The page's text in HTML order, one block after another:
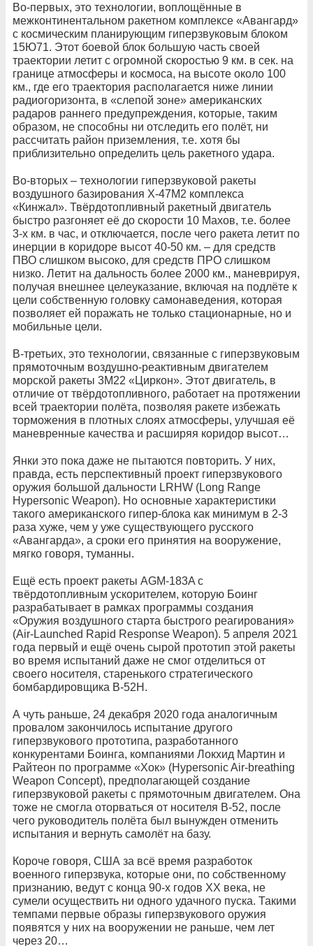
Во-первых, это технологии, воплощённые в
межконтинентальном ракетном комплексе «Авангард»
с космическим планирующим гиперзвуковым блоком
15Ю71. Этот боевой блок большую часть своей
траектории летит с огромной скоростью 9 км. в сек. на
границе атмосферы и космоса, на высоте около 100
км., где его траектория располагается ниже линии
радиогоризонта, в «слепой зоне» американских
радаров раннего предупреждения, которые, таким
образом, не способны ни отследить его полёт, ни
рассчитать район приземления, т.е. хотя бы
приблизительно определить цель ракетного удара.
Во-вторых – технологии гиперзвуковой ракеты
воздушного базирования Х-47М2 комплекса
«Кинжал». Твёрдотопливный ракетный двигатель
быстро разгоняет её до скорости 10 Махов, т.е. более
3-х км. в час, и отключается, после чего ракета летит по
инерции в коридоре высот 40-50 км. – для средств
ПВО слишком высоко, для средств ПРО слишком
низко. Летит на дальность более 2000 км., маневрируя,
получая внешнее целеуказание, включая на подлёте к
цели собственную головку самонаведения, которая
позволяет ей поражать не только стационарные, но и
мобильные цели.
В-третьих, это технологии, связанные с гиперзвуковым
прямоточным воздушно-реактивным двигателем
морской ракеты 3М22 «Циркон». Этот двигатель, в
отличие от твёрдотопливного, работает на протяжении
всей траектории полёта, позволяя ракете избежать
торможения в плотных слоях атмосферы, улучшая её
маневренные качества и расширяя коридор высот…
Янки это пока даже не пытаются повторить. У них,
правда, есть перспективный проект гиперзвукового
оружия большой дальности LRHW (Long Range
Hypersonic Weapon). Но основные характеристики
такого американского гипер-блока как минимум в 2-3
раза хуже, чем у уже существующего русского
«Авангарда», а сроки его принятия на вооружение,
мягко говоря, туманны.
Ещё есть проект ракеты AGM-183A с
твёрдотопливным ускорителем, которую Боинг
разрабатывает в рамках программы создания
«Оружия воздушного старта быстрого реагирования»
(Air-Launched Rapid Response Weapon). 5 апреля 2021
года первый и ещё очень сырой прототип этой ракеты
во время испытаний даже не смог отделиться от
своего носителя, старенького стратегического
бомбардировщика В-52Н.
А чуть раньше, 24 декабря 2020 года аналогичным
провалом закончилось испытание другого
гиперзвукового прототипа, разработанного
конкурентами Боинга, компаниями Локхид Мартин и
Райтеон по программе «Хок» (Hypersonic Air-breathing
Weapon Concept), предполагающей создание
гиперзвуковой ракеты с прямоточным двигателем. Она
тоже не смогла оторваться от носителя В-52, после
чего руководитель полёта был вынужден отменить
испытания и вернуть самолёт на базу.
Короче говоря, США за всё время разработок
военного гиперзвука, которые они, по собственному
признанию, ведут с конца 90-х годов ХХ века, не
сумели осуществить ни одного удачного пуска. Такими
темпами первые образы гиперзвукового оружия
появятся у них на вооружении не раньше, чем лет
через 20…